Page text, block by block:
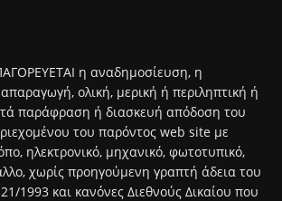
η αναδημοσίευση, η
ολική, μερική ή περιληπτική ή
παράφραση ή διασκευή απόδοση του
του παρόντος web site με
ηλεκτρονικό, μηχανικό, φωτοτυπικό,
χωρίς προηγούμενη γραπτή άδεια του
1993 και κανόνες Διεθνούς Δικαίου που